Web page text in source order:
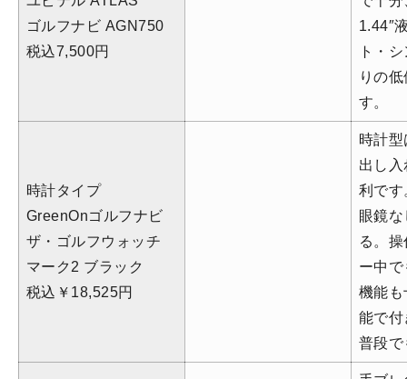
ゴルフナビ AGN750
税込7,500円
1.44″
ト・
りの
す。
時計タイプ
GreenOnゴルフナビ
ザ・ゴルフウォッチ
マーク 2 ブラック
税込￥18,525円
時計
出し
利で
眼鏡
る。
ー中
機能
能で
普段